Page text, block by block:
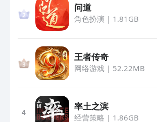
问道
角色扮演 | 1.81GB
王者传奇
网络游戏| 52.22MB
4
率土之滨
经营策略 | 1.86GB